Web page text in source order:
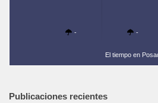
- -
El tiempo en
Publicaciones recientes